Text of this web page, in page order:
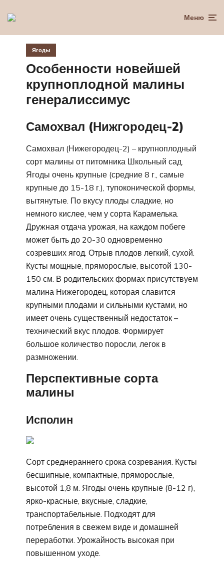
Меню
Ягоды
Особенности новейшей
крупноплодной малины
генералиссимус
Самохвал (Нижгородец-2)
Самохвал (Нижегородец-2) – крупноплодный
сорт малины от питомника Школьный сад.
Ягоды очень крупные (средние 8 г., самые
крупные до 15-18 г.), тупоконической формы,
вытянутые. По вкусу плоды сладкие, но
немного кислее, чем у сорта Карамелька.
Дружная отдача урожая, на каждом побеге
может быть до 20-30 одновременно
созревших ягод. Отрыв плодов легкий, сухой.
Кусты мощные, пряморослые, высотой 130-
150 см. В родительских формах присутствуем
малина Нижегородец, которая славится
крупными плодами и сильными кустами, но
имеет очень существенный недостаток –
технический вкус плодов. Формирует
большое количество поросли, легок в
размножении.
Перспективные сорта
малины
Исполин
Сорт среднераннего срока созревания. Кусты
бесшипные, компактные, пряморослые,
высотой 1,8 м. Ягоды очень крупные (8-12 г),
ярко-красные, вкусные, сладкие,
транспортабельные. Подходят для
потребления в свежем виде и домашней
переработки. Урожайность высокая при
повышенном уходе.